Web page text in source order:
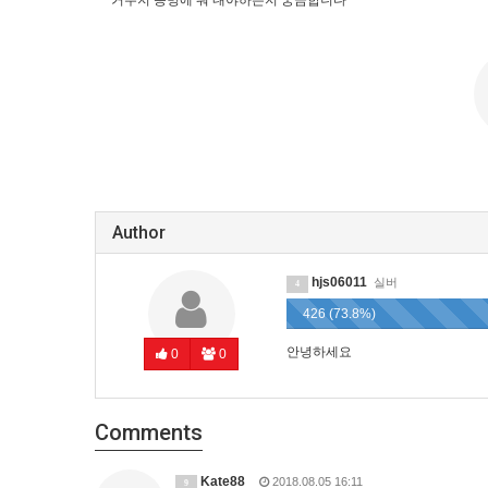
Author
0 0
4 hjs06011 실버
426 (73.8%)
안녕하세요
Comments
9 Kate88 2018.08.05 16:11